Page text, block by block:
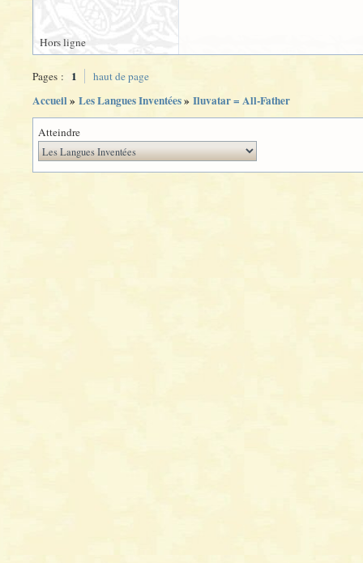
Hors ligne
Pages : 1 haut de page
Accueil» Les Langues Inventées» Iluvatar = All-Father
Atteindre